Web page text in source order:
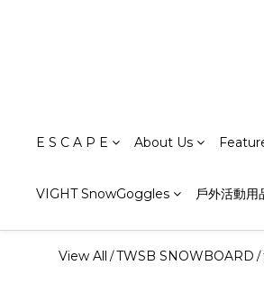
E S C A P E About Us
VIGHT SnowGoggles 戶外活動用
View All /TWSB SNOWBOARD /